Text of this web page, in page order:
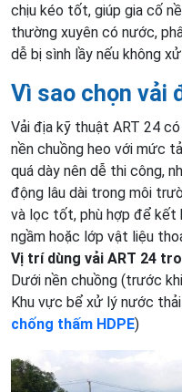
chịu kéo tốt, giúp gia cố
thường xuyên có nước,
dễ bị sình lầy nếu không
Vì sao chọn vải
Vải địa kỹ thuật ART 24
nền chuồng heo với mức
quá dày nên dễ thi công,
động lâu dài trong môi
và lọc tốt, phù hợp để kết
ngầm hoặc lớp vật liệu
Vị trí dùng vải ART 24
Dưới nền chuồng (trước
Khu vực bể xử lý nước
chống thấm HDPE)